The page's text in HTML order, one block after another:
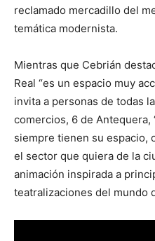
reclamado mercadillo del
temática modernista.
Mientras que Cebrián
Real “es un espacio muy
invita a personas de todas
comercios, 6 de Antequera,
siempre tienen su espacio,
el sector que quiera de la
animación inspirada a
teatralizaciones del mundo